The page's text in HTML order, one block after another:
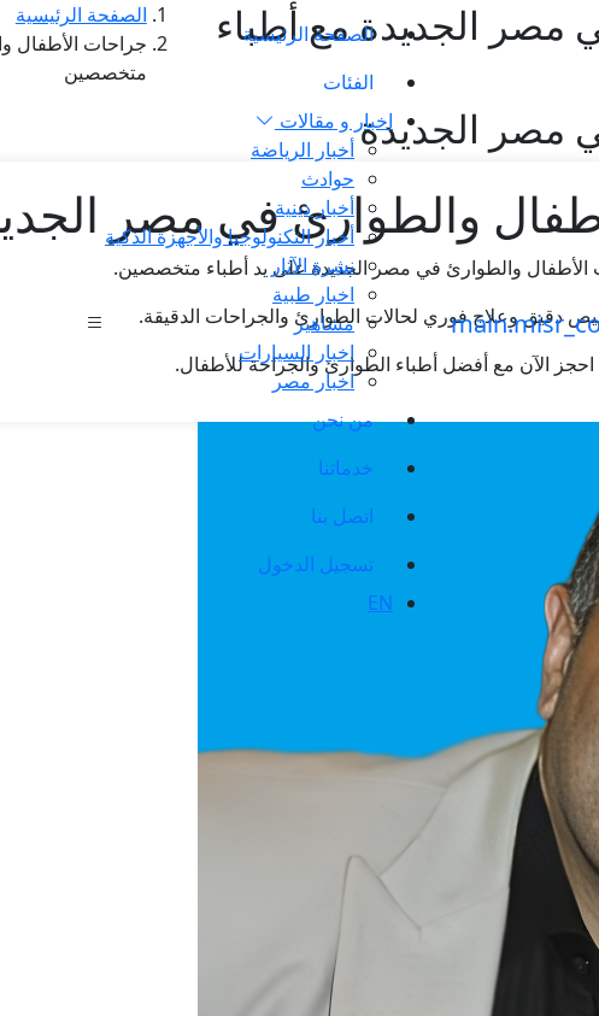
الصفحة الرئيسية
الفئات
اخبار و مقالات
أخبار الرياضة
حوادث
أخبار دينية
أخبار التكنولوجيا والأجهزة الذكية
نشرة الآثار
اخبار طبية
مشاهير
اخبار السيارات
اخبار مصر
من نحن
خدماتنا
اتصل بنا
تسجيل الدخول
EN
مصر الجديدة مع أطباء
الصفحة الرئيسية
جراحات الأطفال
متخصصين
مصر الجديدة
والطوارئ في مصر
الأطفال والطوارئ في مصر الجديدة على يد أطباء متخصصين.
دقيق وعلاج فوري لحالات الطوارئ والجراحات الدقيقة.
احجز الآن مع أفضل أطباء الطوارئ والجراحة للأطفال.